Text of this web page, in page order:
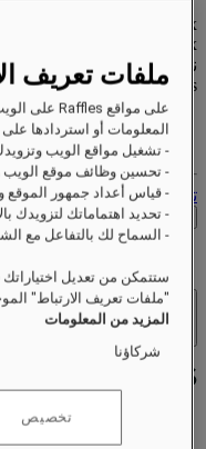
xxxxxxxx
xx/xx/xxxx
نقاط المكافآت
XXX
pts
حساب الولاء الخاص
حجوزاتك
تسجيل الخروج
التحقق من الأسعار
الفنادق والمنتجعات
ملفات تعريف
المعلومات أو استردادها
- تشغيل مواقع الويب
- تحسين وظائف موقع الويب
- قياس أعداد جمهور الموقع
- تحديد اهتماماتك لتزويدك
- السماح لك بالتفاعل مع
ستتمكن من تعديل
"ملفات تعريف الارتباط"
المزيد من المعلومات
شركاؤنا
تخصيص